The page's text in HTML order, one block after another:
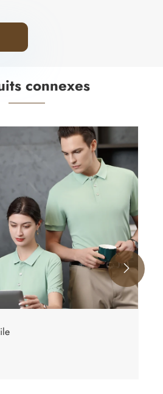
connexes
sans trace
